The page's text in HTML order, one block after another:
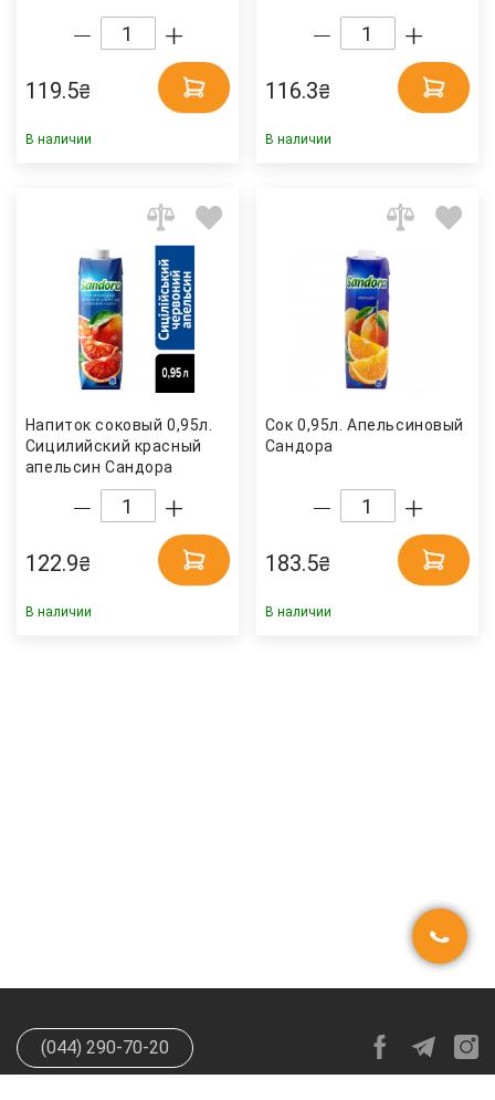
119.5₴
В наличии
116.3₴
В наличии
Напиток соковый 0,95л.
Сицилийский красный
апельсин Сандора
122.9₴
В наличии
Сок 0,95л. Апельсиновый
Сандора
183.5₴
В наличии
(044) 290-70-20